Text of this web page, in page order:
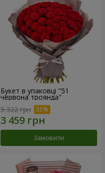
Букет в упаковці "51
червона троянда"
5 322 грн
Замовити